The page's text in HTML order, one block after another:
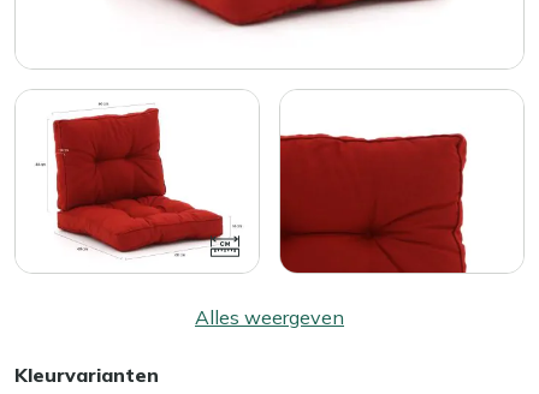
Alles weergeven
Kleurvarianten